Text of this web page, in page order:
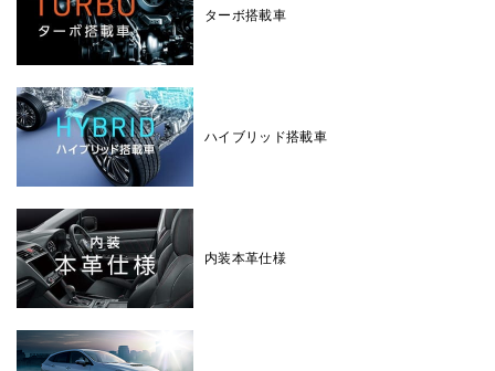
ターボ搭載車
ハイブリッド搭載車
内装本革仕様